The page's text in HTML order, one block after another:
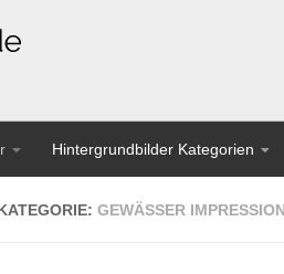
Hintergrundbilder Kategorien
GEWÄSSER